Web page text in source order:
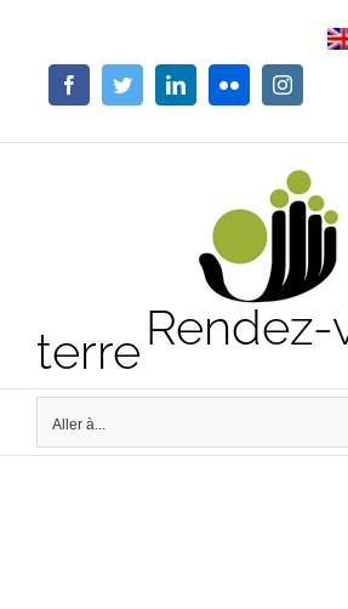
contenuFacebookTwitterLinkedInFlickr Instagram
Rendez-
terre
Aller à...